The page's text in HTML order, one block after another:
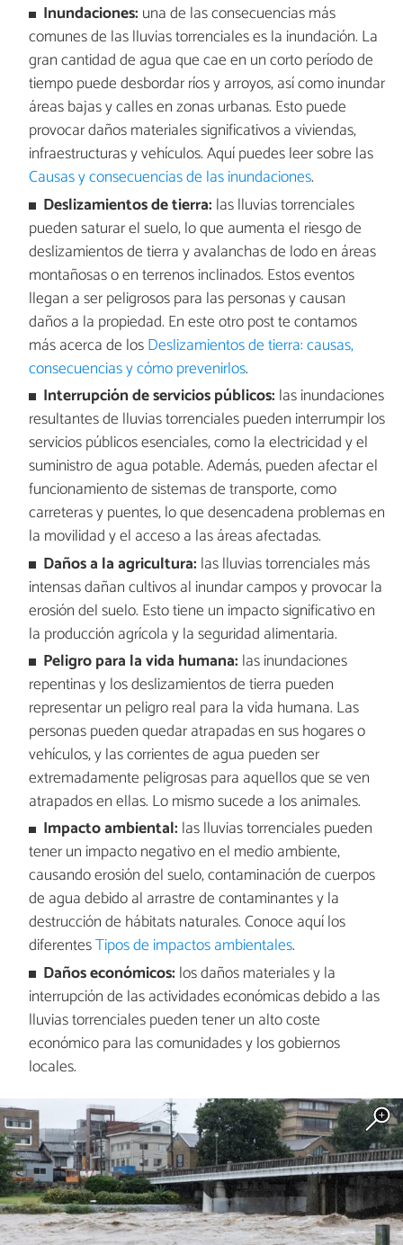
Inundaciones: una de las consecuencias más
comunes de las lluvias torrenciales es la inundación. La
gran cantidad de agua que cae en un corto período de
tiempo puede desbordar ríos y arroyos, así como inundar
áreas bajas y calles en zonas urbanas. Esto puede
provocar daños materiales significativos a viviendas,
infraestructuras y vehículos. Aquí puedes leer sobre las
Causas y consecuencias de las inundaciones.
Deslizamientos de tierra: las lluvias torrenciales
pueden saturar el suelo, lo que aumenta el riesgo de
deslizamientos de tierra y avalanchas de lodo en áreas
montañosas o en terrenos inclinados. Estos eventos
llegan a ser peligrosos para las personas y causan
daños a la propiedad. En este otro post te contamos
más acerca de losDeslizamientos de tierra: causas,
consecuencias y cómo prevenirlos.
Interrupción de servicios públicos: las inundaciones
resultantes de lluvias torrenciales pueden interrumpir los
servicios públicos esenciales, como la electricidad y el
suministro de agua potable. Además, pueden afectar el
funcionamiento de sistemas de transporte, como
carreteras y puentes, lo que desencadena problemas en
la movilidad y el acceso a las áreas afectadas.
Daños a la agricultura: las lluvias torrenciales más
intensas dañan cultivos al inundar campos y provocar la
erosión del suelo. Esto tiene un impacto significativo en
la producción agrícola y la seguridad alimentaria.
Peligro para la vida humana: las inundaciones
repentinas y los deslizamientos de tierra pueden
representar un peligro real para la vida humana. Las
personas pueden quedar atrapadas en sus hogares o
vehículos, y las corrientes de agua pueden ser
extremadamente peligrosas para aquellos que se ven
atrapados en ellas. Lo mismo sucede a los animales.
Impacto ambiental: las lluvias torrenciales pueden
tener un impacto negativo en el medio ambiente,
causando erosión del suelo, contaminación de cuerpos
de agua debido al arrastre de contaminantes y la
destrucción de hábitats naturales. Conoce aquí los
diferentesTipos de impactos ambientales.
Daños económicos: los daños materiales y la
interrupción de las actividades económicas debido a las
lluvias torrenciales pueden tener un alto coste
económico para las comunidades y los gobiernos
locales.